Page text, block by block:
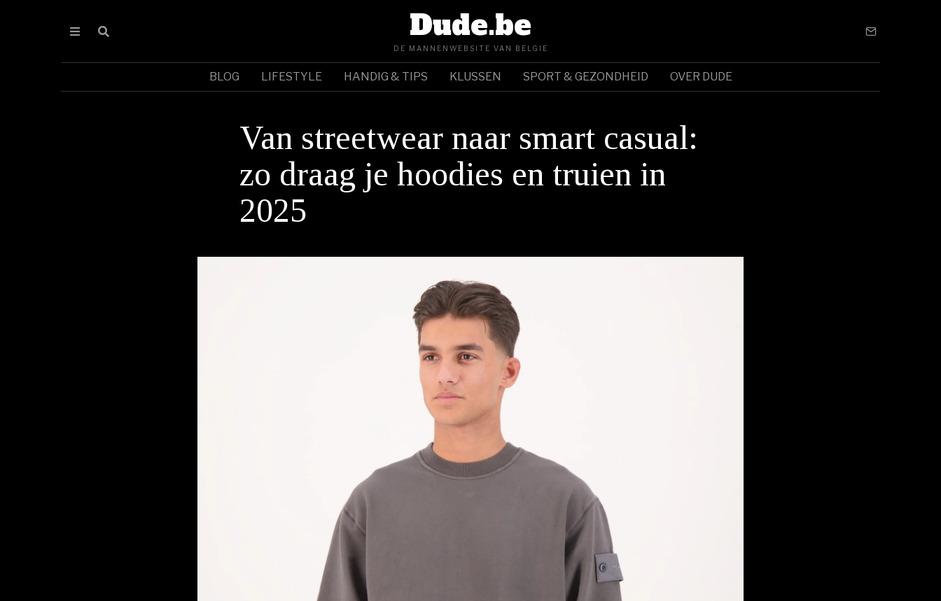
Dude.be
DE MANNENWEBSITE VAN BELGIE
BLOG LIFESTYLE HANDIG & TIPS KLUSSEN SPORT & GEZONDHEID OVER DUDE
Van streetwear naar smart casual:
zo draag je hoodies en truien in
2025